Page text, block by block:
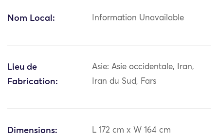
Nom Local: Information Unavailable
Lieu de
Fabrication:
Asie: Asie occidentale, Iran,
Iran du Sud, Fars
Dimensions: L 172 cm x W 164 cm